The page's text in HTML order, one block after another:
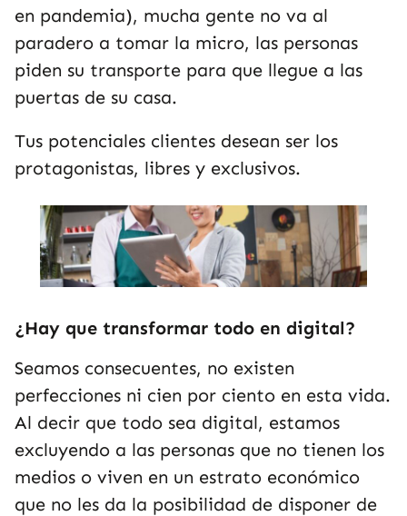
en pandemia), mucha gente no va al
paradero a tomar la micro, las personas
piden su transporte para que llegue a las
puertas de su casa.
Tus potenciales clientes desean ser los
protagonistas, libres y exclusivos.
¿Hay que transformar todo en digital?
Seamos consecuentes, no existen
perfecciones ni cien por ciento en esta vida.
Al decir que todo sea digital, estamos
excluyendo a las personas que no tienen los
medios o viven en un estrato económico
que no les da la posibilidad de disponer de